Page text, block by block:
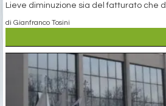
Lieve diminuzione sia del fatturato che
di Gianfranco Tosini